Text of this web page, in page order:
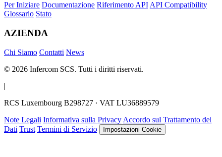
Per Iniziare Documentazione Riferimento API API Compatibility
Glossario Stato
AZIENDA
Chi Siamo Contatti News
© 2026 Infercom SCS. Tutti i diritti riservati.
|
RCS Luxembourg B298727 · VAT LU36889579
Note Legali Informativa sulla Privacy Accordo sul Trattamento dei
Dati Trust Termini di Servizio Impostazioni Cookie